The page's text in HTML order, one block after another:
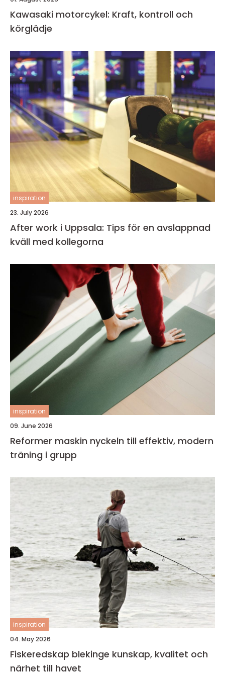
Kawasaki motorcykel: Kraft, kontroll och
körglädje
inspiration
23. July 2026
After work i Uppsala: Tips för en avslappnad
kväll med kollegorna
inspiration
09. June 2026
Reformer maskin nyckeln till effektiv, modern
träning i grupp
inspiration
04. May 2026
Fiskeredskap blekinge kunskap, kvalitet och
närhet till havet